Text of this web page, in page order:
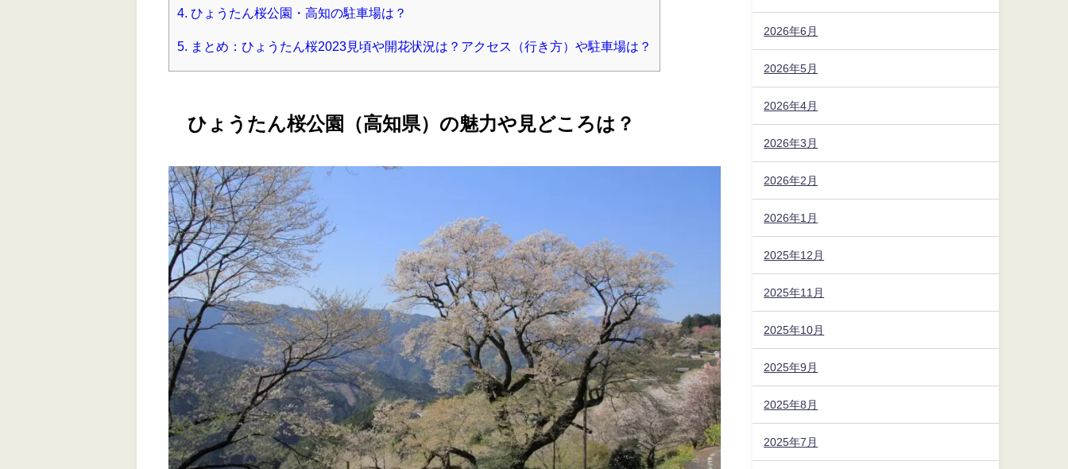
4. ひょうたん桜公園・高知の駐車場は？
5. まとめ：ひょうたん桜2023見頃や開花状況は？アクセス（行き方）や駐車場は？
ひょうたん桜公園（高知県）の魅力や見どころは？
2026年6月
2026年5月
2026年4月
2026年3月
2026年2月
2026年1月
2025年12月
2025年11月
2025年10月
2025年9月
2025年8月
2025年7月